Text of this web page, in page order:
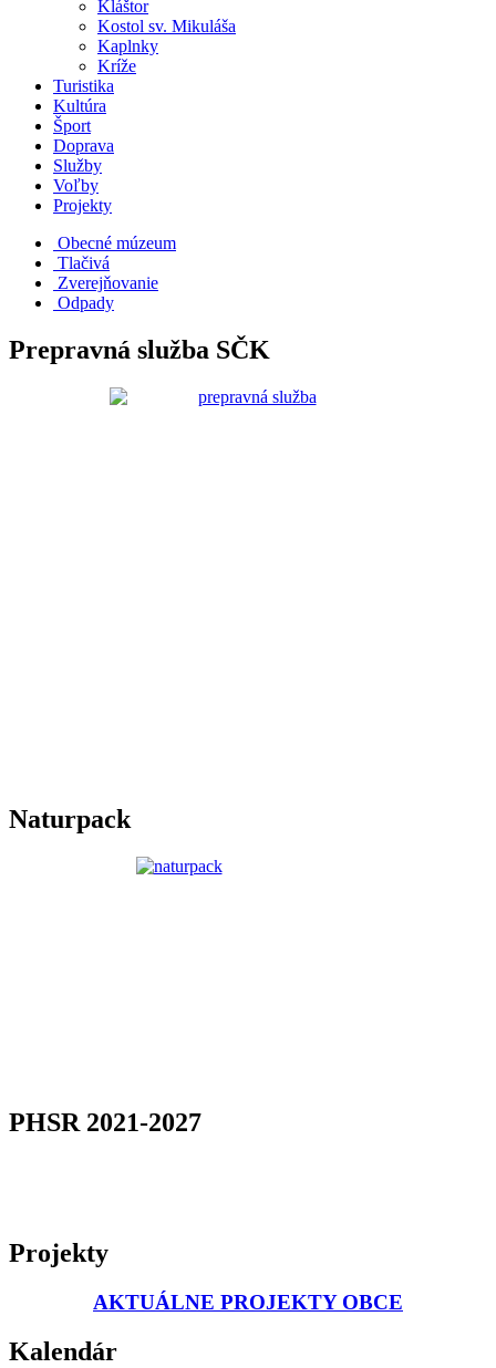
Kláštor
Kostol sv. Mikuláša
Kaplnky
Kríže
Turistika
Kultúra
Šport
Doprava
Služby
Voľby
Projekty
Obecné múzeum
Tlačivá
Zverejňovanie
Odpady
Prepravná služba SČK
Naturpack
PHSR 2021-2027
Projekty
AKTUÁLNE PROJEKTY OBCE
Kalendár